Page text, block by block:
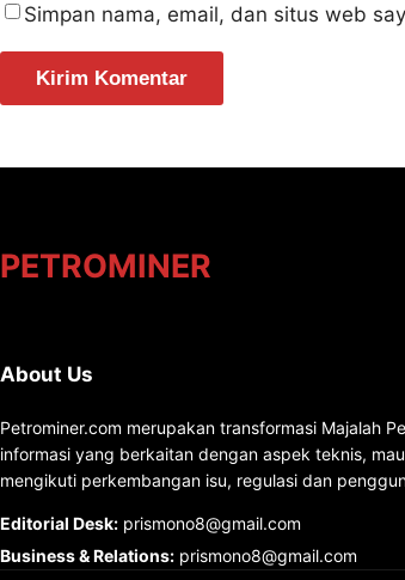
Simpan nama, email, dan situs web
PETROMINER
About Us
Petrominer.com merupakan transformasi Majalah
informasi yang berkaitan dengan aspek teknis,
mengikuti perkembangan isu, regulasi dan
Editorial Desk: prismono8@gmail.com
Business & Relations: prismono8@gmail.com